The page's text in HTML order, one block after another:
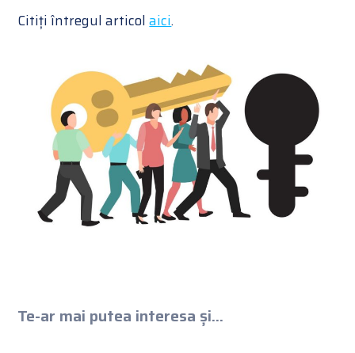
Citiți întregul articolaici.
Te-ar mai putea interesa și...